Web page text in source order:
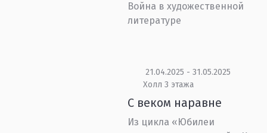
Война в художественной
литературе
21.04.2025 - 31.05.2025
Холл 3 этажа
С веком наравне
Из цикла «Юбилеи